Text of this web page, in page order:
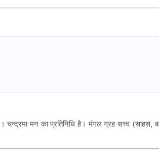
मन का प्रतिनिधि है। मंगल ग्रह सत्त्व (साहस,